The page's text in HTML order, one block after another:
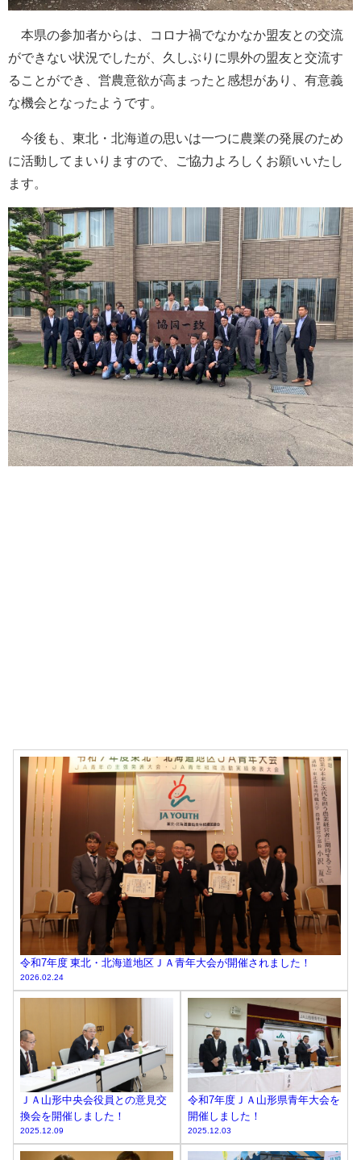
本県の参加者からは、コロナ禍でなかなか盟友との交流
ができない状況でしたが、久しぶりに県外の盟友と交流す
ることができ、営農意欲が高まったと感想があり、有意義
な機会となったようです。
今後も、東北・北海道の思いは一つに農業の発展のため
に活動してまいりますので、ご協力よろしくお願いいたし
ます。
令和7年度 東北・北海道地区ＪＡ青年大会が開催されました！
2026.02.24
ＪＡ山形中央会役員との意見交
換会を開催しました！
2025.12.09
令和7年度ＪＡ山形県青年大会を
開催しました！
2025.12.03